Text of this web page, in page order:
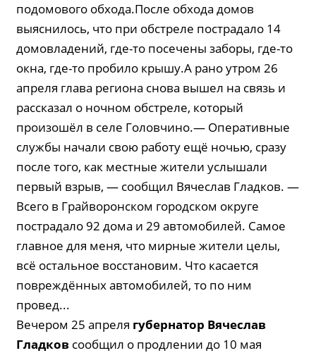
подомового обхода.После обхода домов
выяснилось, что при обстреле пострадало 14
домовладений, где-то посечены заборы, где-то
окна, где-то пробило крышу.А рано утром 26
апреля глава региона снова вышел на связь и
рассказал о ночном обстреле, который
произошёл в селе Головчино.— Оперативные
службы начали свою работу ещё ночью, сразу
после того, как местные жители услышали
первый взрыв, — сообщил Вячеслав Гладков. —
Всего в Грайворонском городском округе
пострадало 92 дома и 29 автомобилей. Самое
главное для меня, что мирные жители целы,
всё остальное восстановим. Что касается
повреждённых автомобилей, то по ним
провед...
Вечером 25 апреля губернатор Вячеслав
Гладков сообщил о продлении до 10 мая